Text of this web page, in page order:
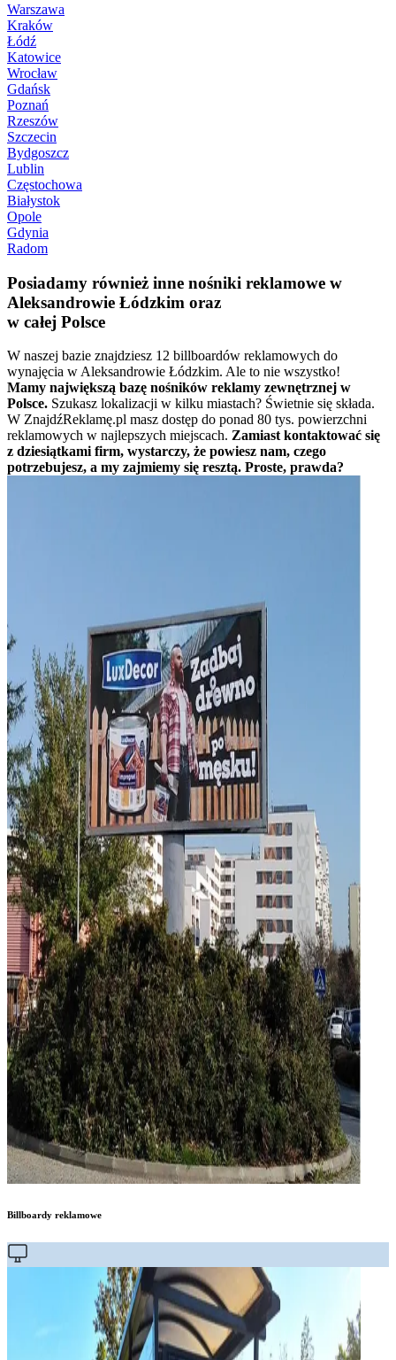
Warszawa
Kraków
Łódź
Katowice
Wrocław
Gdańsk
Poznań
Rzeszów
Szczecin
Bydgoszcz
Lublin
Częstochowa
Białystok
Opole
Gdynia
Radom
Posiadamy również inne nośniki reklamowe w
Aleksandrowie Łódzkim oraz
w całej Polsce
W naszej bazie znajdziesz 12 billboardów reklamowych do
wynajęcia w Aleksandrowie Łódzkim. Ale to nie wszystko!
Mamy największą bazę nośników reklamy zewnętrznej w
Polsce. Szukasz lokalizacji w kilku miastach? Świetnie się składa.
W ZnajdźReklamę.pl masz dostęp do ponad 80 tys. powierzchni
reklamowych w najlepszych miejscach. Zamiast kontaktować się
z dziesiątkami firm, wystarczy, że powiesz nam, czego
potrzebujesz, a my zajmiemy się resztą. Proste, prawda?
Billboardy reklamowe